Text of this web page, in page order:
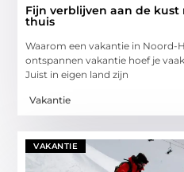
Fijn verblijven aan de
thuis
Waarom een vakantie in Noord-
ontspannen vakantie hoef je
Juist in eigen land zijn
Vakantie
VAKANTIE